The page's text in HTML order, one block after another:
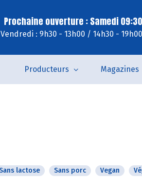
Prochaine ouverture : Samedi 09:30
Vendredi : 9h30 - 13h00 / 14h30 - 19h00
Producteurs Magazines
lactose Sans porc Vegan